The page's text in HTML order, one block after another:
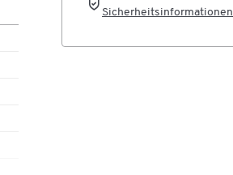
Sicherheitsinformationen